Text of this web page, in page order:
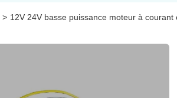
> 12V 24V basse puissance moteur à